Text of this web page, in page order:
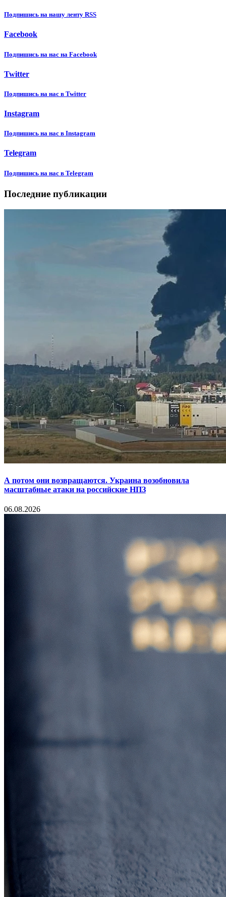
Подпишиcь на нашу ленту RSS
Facebook
Подпишиcь на нас на Facebook
Twitter
Подпишиcь на нас в Twitter
Instagram
Подпишиcь на нас в Instagram
Telegram
Подпишиcь на нас в Telegram
Последние публикации
А потом они возвращаются. Украина возобновила
масштабные атаки на российские НПЗ
06.08.2026